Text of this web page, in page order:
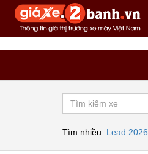
Tìm nhiều: Lead 2026